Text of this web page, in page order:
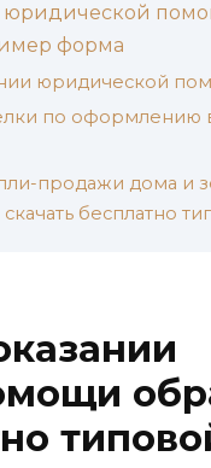
форма
юридической
по оформлению
продажи дома и
бесплатно